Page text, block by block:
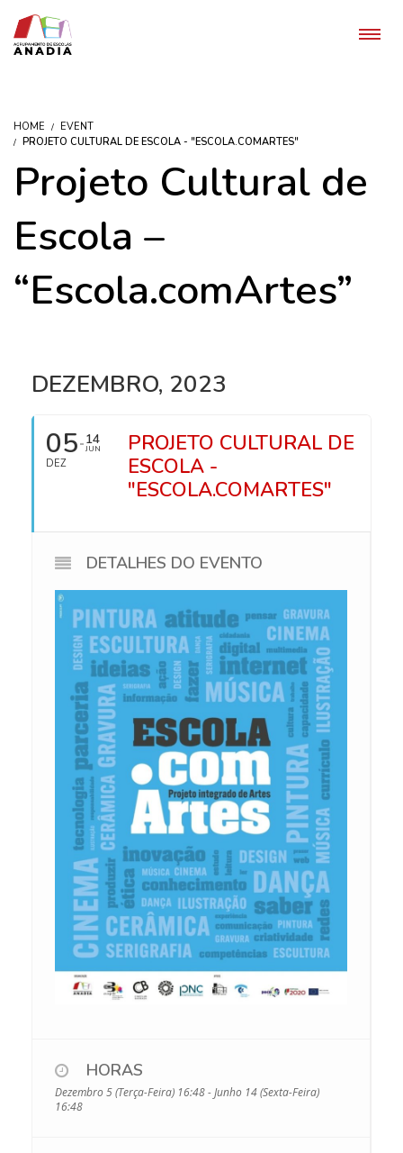
HOME
EVENT
PROJETO CULTURAL DE ESCOLA - "ESCOLA.COMARTES"
Projeto Cultural de
Escola –
“Escola.comArtes”
DEZEMBRO, 2023
05
DEZ
14
JUN
PROJETO CULTURAL DE
ESCOLA -
"ESCOLA.COMARTES"
DETALHES DO EVENTO
HORAS
Dezembro 5 (Terça-Feira) 16:48 - Junho 14 (Sexta-Feira)
16:48